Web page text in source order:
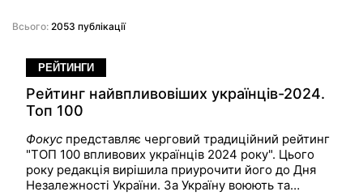
Всього: 2053 публікації
РЕЙТИНГИ
Рейтинг найвпливовіших українців-2024.
Топ 100
Фокус представляє черговий традиційний рейтинг
"ТОП 100 впливових українців 2024 року". Цього
року редакція вирішила приурочити його до Дня
Незалежності України. За Україну воюють та